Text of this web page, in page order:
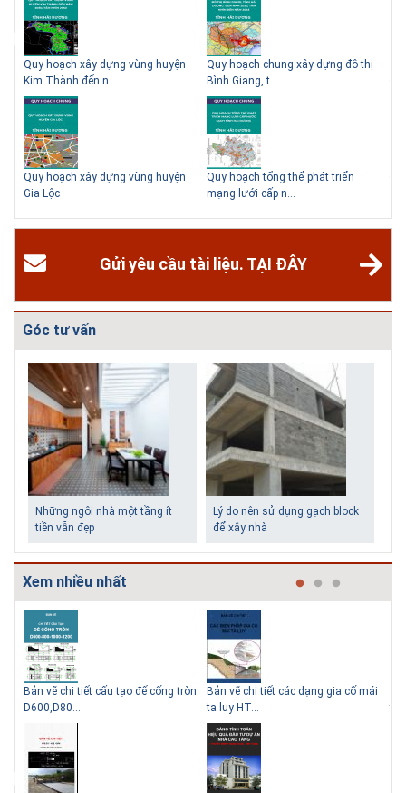
Quy hoạch xây dựng vùng huyện
Kim Thành đến n...
Quy hoạch xây dựng vùng huyện
Gia Lộc
Quy hoạch chung xây dựng đô thị
Bình Giang, t...
Quy hoạch tổng thể phát triển
mạng lưới cấp n...
Gửi yêu cầu tài liệu. TẠI ĐÂY
Góc tư vấn
Những ngôi nhà một tầng ít
tiền vẫn đẹp
Lý do nên sử dụng gạch block
để xây nhà
Thiết kế nhà siêu nhỏ độc đáo
Giải pháp xử lý thấm chân
tường
Xem nhiều nhất
Bản vẽ chi tiết cấu tạo đế cống tròn
D600,D80...
Bản vẽ chi tiết các dạng gia cố mái
ta luy HT...